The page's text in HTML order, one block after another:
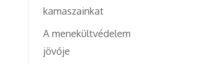
kamaszainkat
A menekültvédelem
jövője